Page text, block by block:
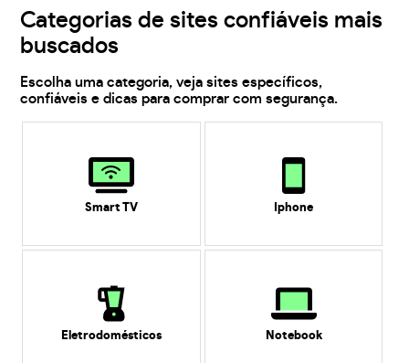
Categorias de sites confiáveis mais
buscados
Escolha uma categoria, veja sites específicos,
confiáveis e dicas para comprar com segurança.
Smart TV Iphone
Eletrodomésticos Notebook